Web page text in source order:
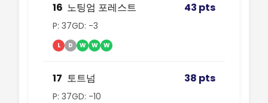
16 노팅엄 포레스트 43 pts
P: 37GD: -3
L D W W W
17 토트넘 38 pts
P: 37GD: -10